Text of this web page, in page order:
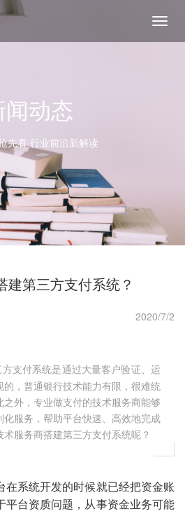
闻动态
先看 行业前沿新解读
建第三方支付系统？
2020/7/2
支付系统是通过大量客户验证、运
，普通银行技术能力有限，很难统
外，专业做支付的技术服务商能够
服务，帮助平台快速、高效地完成
服务商搭建第三方支付系统呢？
在系统开发的时候就已经把资金账
平台资质问题，从事资金业务可能